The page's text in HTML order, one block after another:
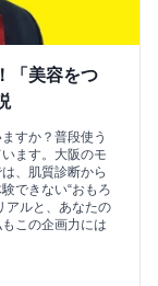
「美容をつ
すか？普段使う
ます。大阪のモ
、肌質診断から
できない“おもろ
アルと、あなたの
この企画力には